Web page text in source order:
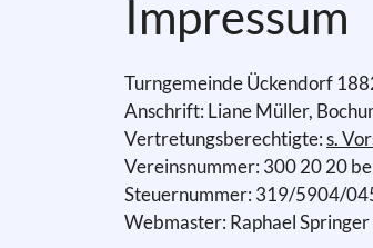
Impressum
Turngemeinde Ückendorf
Anschrift: Liane Müller,
Vertretungsberechtigte:s.
Vereinsnummer: 300 20 20
Steuernummer: 319/5904/
Webmaster: Raphael